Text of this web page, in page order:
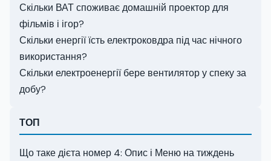
Скільки ВАТ споживає домашній проектор для
фільмів і ігор?
Скільки енергії їсть електроковдра під час нічного
використання?
Скільки електроенергії бере вентилятор у спеку за
добу?
ТОП
Що таке дієта номер 4: Опис і Меню на тиждень